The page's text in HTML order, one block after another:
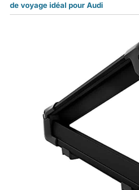
de voyage idéal pour Audi